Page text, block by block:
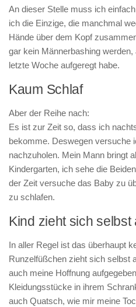
An dieser Stelle muss ich
ich die Einzige, die manchmal
Hände über dem Kopf
gar kein Männerbashing
letzte Woche aufgeregt habe.
Kaum Schlaf
Aber der Reihe nach:
Es ist zur Zeit so, dass ich
bekomme. Deswegen versuche
nachzuholen. Mein Mann bringt
Kindergarten, ich sehe die
der Zeit versuche das Baby zu
zu schlafen.
Kind zieht sich selbst
In aller Regel ist das überhaupt
Runzelfüßchen zieht sich selbst
auch meine Hoffnung
Kleidungsstücke in ihrem
auch Quatsch, wie mir meine